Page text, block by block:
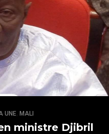
UNE, MALI
ministre Djibril